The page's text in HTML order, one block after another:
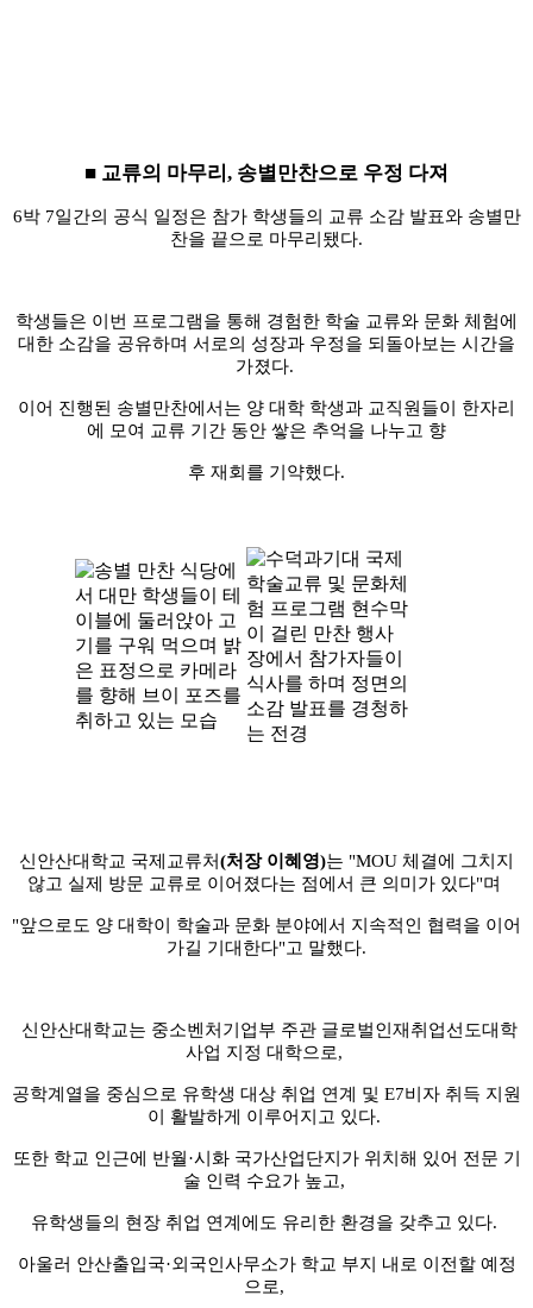
■ 교류의 마무리 , 송별만찬으로 우정 다져
6박 7일간의 공식 일정은 참가 학생들의 교류 소감 발표와 송별만
찬을 끝으로 마무리됐다.
학생들은 이번 프로그램을 통해 경험한 학술 교류와 문화 체험에
대한 소감을 공유하며 서로의 성장과 우정을 되돌아보는 시간을
가졌다.
이어 진행된 송별만찬에서는 양 대학 학생과 교직원들이 한자리
에 모여 교류 기간 동안 쌓은 추억을 나누고 향
후 재회를 기약했다.
신안산대학교 국제교류처(처장 이혜영)는 "MOU 체결에 그치지
않고 실제 방문 교류로 이어졌다는 점에서 큰 의미가 있다"며
"앞으로도 양 대학이 학술과 문화 분야에서 지속적인 협력을 이어
가길 기대한다"고 말했다.
신안산대학교는 중소벤처기업부 주관 글로벌인재취업선도대학
사업 지정 대학으로,
공학계열을 중심으로 유학생 대상 취업 연계 및 E7비자 취득 지원
이 활발하게 이루어지고 있다.
또한 학교 인근에 반월·시화 국가산업단지가 위치해 있어 전문 기
술 인력 수요가 높고,
유학생들의 현장 취업 연계에도 유리한 환경을 갖추고 있다.
아울러 안산출입국·외국인사무소가 학교 부지 내로 이전할 예정
으로,